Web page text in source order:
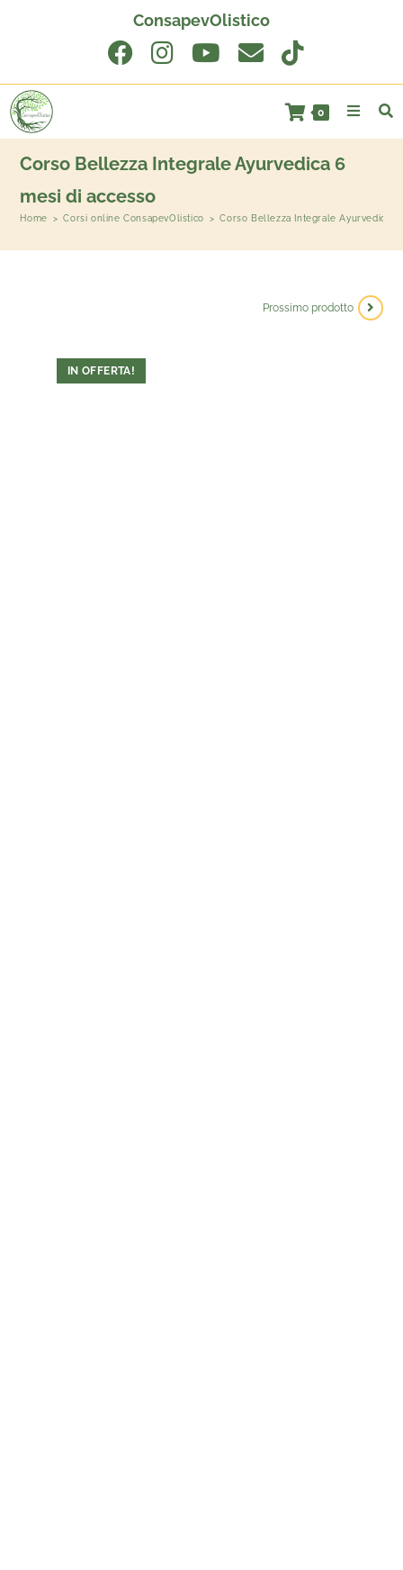
ConsapevOlistico
0
Corso Bellezza Integrale Ayurvedica 6
mesi di accesso
Home > Corsi online ConsapevOlistico > Corso Bellezza Integrale Ayurvedica 6
IN OFFERTA!
Prossimo prodotto